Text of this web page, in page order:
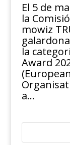
El 5 de
la
mowiz
la
Award
a...